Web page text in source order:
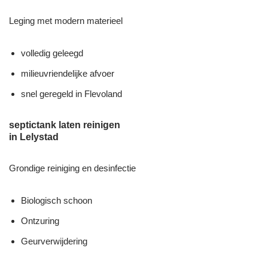
Leging met modern materieel
volledig geleegd
milieuvriendelijke afvoer
snel geregeld in Flevoland
septictank laten reinigen
in Lelystad
Grondige reiniging en desinfectie
Biologisch schoon
Ontzuring
Geurverwijdering